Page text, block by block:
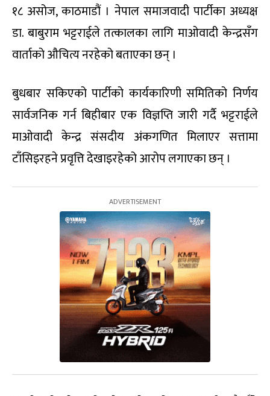
१८ असोज, काठमाडौं । नेपाल समाजवादी पार्टीका अध्यक्ष
डा. बाबुराम भट्टराईले तत्कालका लागि माओवादी केन्द्रसँग
वार्ताको औचित्य नरहेको बताएका छन् ।
बुधबार सकिएको पार्टीको कार्यकारिणी समितिको निर्णय
सार्वजनिक गर्न बिहीबार एक विज्ञप्ति जारी गर्दै भट्टराईले
माओवादी केन्द्र संसदीय अंकगणित मिलाएर सत्तामा
टाँसिइरहने प्रवृत्ति देखाइरहेको आरोप लगाएका छन् ।